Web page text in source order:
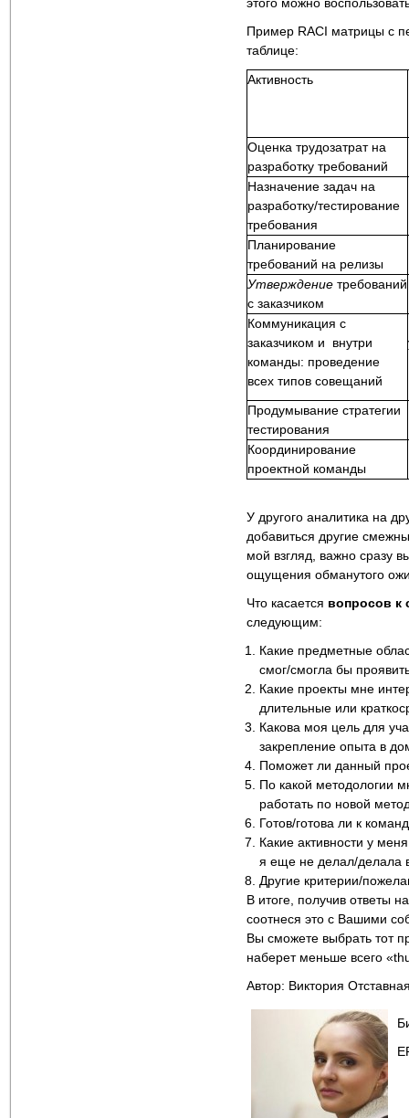
Пример RACI матрицы с
таблице:
Активность
Оценка трудозатрат на
разработку требований
Назначение задач на
разработку/тестирование
требования
Планирование
требований на релизы
Утверждение требований
с заказчиком
Коммуникация с
заказчиком и внутри
команды: проведение
всех типов совещаний
Продумывание стратегии
тестирования
Координирование
проектной команды
У другого аналитика на
добавиться другие
мой взгляд, важно сразу
ощущения обманутого
Что касается вопросов к
следующим:
Какие предметные
смог/смогла бы
Какие проекты мне
длительные или
Какова моя цель для
закрепление опыта в
Поможет ли данный
По какой методологии
работать по новой
Готов/готова ли к
Какие активности у
я еще не делал/делала
Другие критерии/
В итоге, получив ответы
соотнеся это с Вашими
Вы сможете выбрать тот
наберет меньше всего
Автор: Виктория